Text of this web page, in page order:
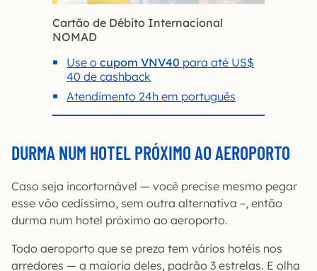
Cartão de Débito Internacional
NOMAD
Use o cupom VNV40 para até US$
40 de cashback
Atendimento 24h em português
DURMA NUM HOTEL PRÓXIMO AO AEROPORTO
Caso seja incortornável — você precise mesmo pegar
esse vôo cedíssimo, sem outra alternativa –, então
durma num hotel próximo ao aeroporto.
Todo aeroporto que se preza tem vários hotéis nos
arredores — a maioria deles, padrão 3 estrelas. E olha